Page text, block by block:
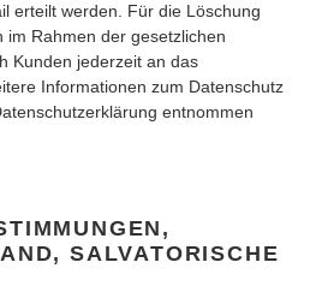
erteilt werden. Für die Löschung
Rahmen der gesetzlichen
Kunden jederzeit an das
Informationen zum Datenschutz
entnommen
SALVATORISCHE